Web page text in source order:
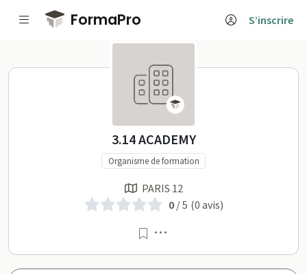
Passer au contenu principal
FormaPro S’inscrire
3.14 ACADEMY sur
3.14 ACADEMY
Organisme de formation
PARIS 12
0/ 5 (0 avis)